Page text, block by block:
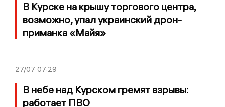
В Курске на крышу торгового центра,
возможно, упал украинский дрон-
приманка «Майя»
27/07 07:29
В небе над Курском гремят взрывы:
работает ПВО